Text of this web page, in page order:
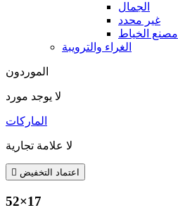
الجمال
غير محدد
مصنع الخياط
الغراء والترويبة
الموردون
لا يوجد مورد
الماركات
لا علامة تجارية
 اعتماد التخفيض
52×17